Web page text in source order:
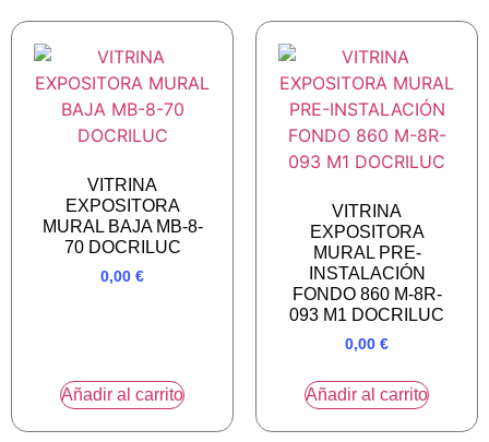
VITRINA
EXPOSITORA
MURAL BAJA MB-8-
70 DOCRILUC
0,00 €
Añadir al carrito
VITRINA
EXPOSITORA
MURAL PRE-
INSTALACIÓN
FONDO 860 M-8R-
093 M1 DOCRILUC
0,00 €
Añadir al carrito